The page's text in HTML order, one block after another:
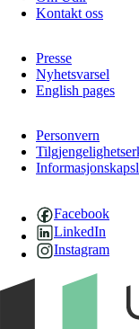
Kontakt oss
Presse
Nyhetsvarsel
English pages
Personvern
Facebook
LinkedIn
Instagram